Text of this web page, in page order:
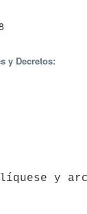
y Decretos: